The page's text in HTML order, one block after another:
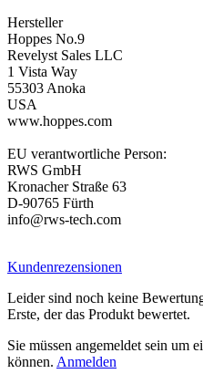
Hersteller
Hoppes No.9
Revelyst Sales LLC
1 Vista Way
55303 Anoka
USA
www.hoppes.com
EU verantwortliche Person:
RWS GmbH
Kronacher Straße 63
D-90765 Fürth
info@rws-tech.com
Kundenrezensionen
Leider sind noch keine
Erste, der das Produkt bewertet.
Sie müssen angemeldet sein um
können. Anmelden